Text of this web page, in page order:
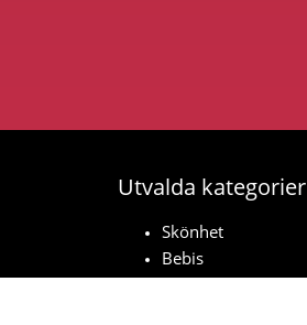
Utvalda kategorier
Skönhet
Bebis
Hushåll